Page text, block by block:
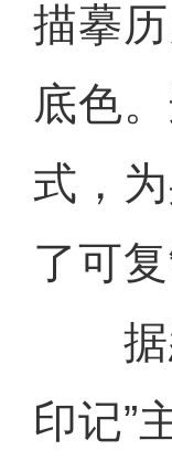
描摹
底色
式，
了可
据悉
印记”